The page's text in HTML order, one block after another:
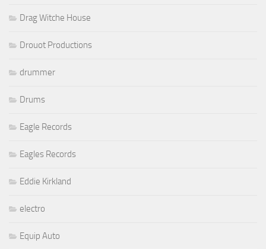
Drag Witche House
Drouot Productions
drummer
Drums
Eagle Records
Eagles Records
Eddie Kirkland
electro
Equip Auto